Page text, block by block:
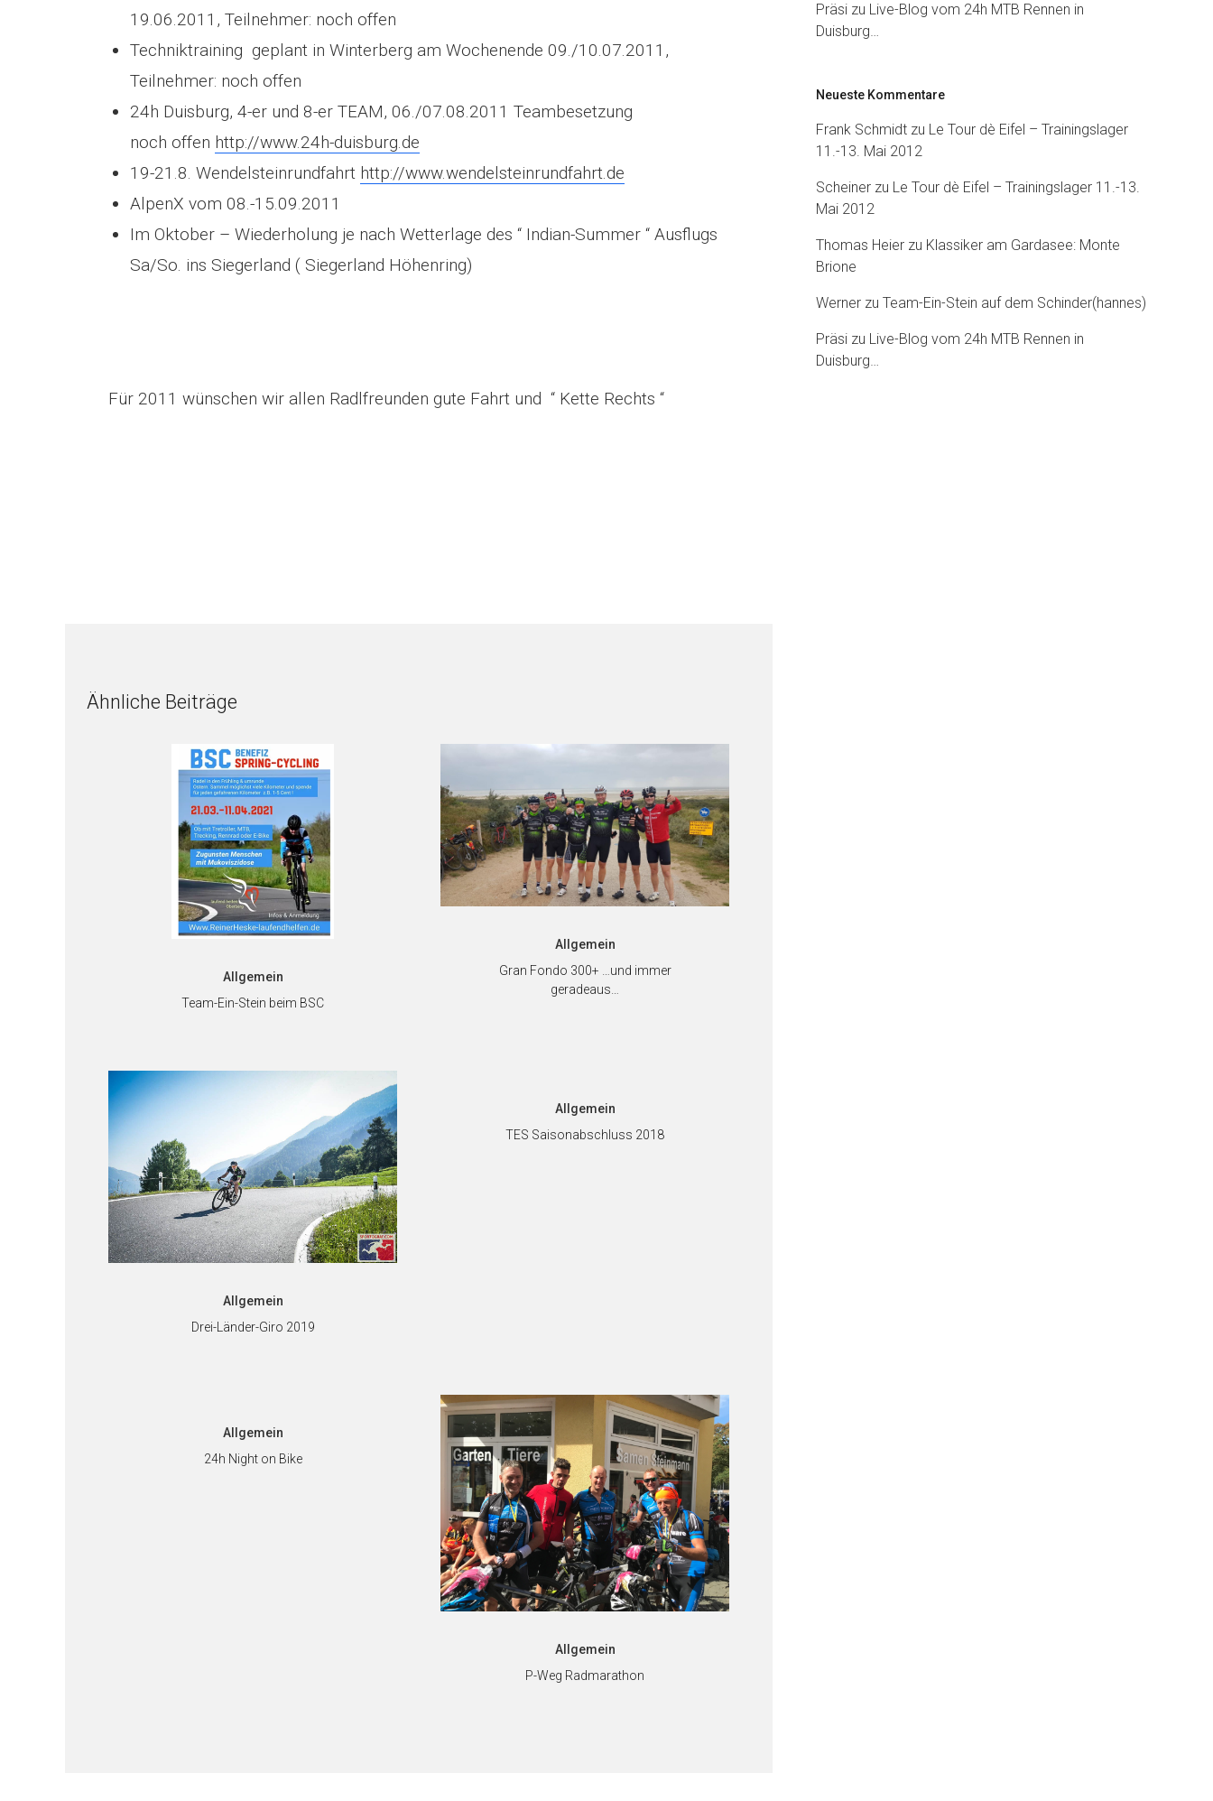
19.06.2011, Teilnehmer: noch offen
Techniktraining geplant in Winterberg am Wochenende 09./10.07.2011,
Teilnehmer: noch offen
24h Duisburg, 4-er und 8-er TEAM, 06./07.08.2011 Teambesetzung
noch offen http://www.24h-duisburg.de
19-21.8. Wendelsteinrundfahrt http://www.wendelsteinrundfahrt.de
AlpenX vom 08.-15.09.2011
Im Oktober – Wiederholung je nach Wetterlage des “ Indian-Summer “ Ausflugs
Sa/So. ins Siegerland ( Siegerland Höhenring)
Für 2011 wünschen wir allen Radlfreunden gute Fahrt und “ Kette Rechts “
Ähnliche Beiträge
Allgemein
Team-Ein-Stein beim BSC
Allgemein
Gran Fondo 300+ …und immer
geradeaus…
Allgemein
Drei-Länder-Giro 2019
Allgemein
TES Saisonabschluss 2018
Allgemein
24h Night on Bike
Allgemein
P-Weg Radmarathon
Präsi zu Live-Blog vom 24h MTB Rennen in
Duisburg…
Neueste Kommentare
Frank Schmidt zu Le Tour dè Eifel – Trainingslager
11.-13. Mai 2012
Scheiner zu Le Tour dè Eifel – Trainingslager 11.-13.
Mai 2012
Thomas Heier zu Klassiker am Gardasee: Monte
Brione
Werner zuTeam-Ein-Stein auf dem Schinder(hannes)
Präsi zu Live-Blog vom 24h MTB Rennen in
Duisburg…